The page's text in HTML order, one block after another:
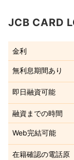
JCB CARD
金利
無利息期間あり
即日融資可能
融資までの時間
Web完結可能
在籍確認の電話原